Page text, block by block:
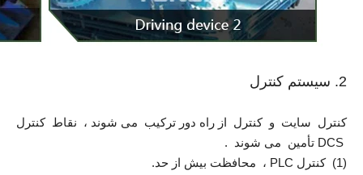
2. سیستم کنترل
کنترل سایت و کنترل از راه دور ترکیب می شوند ، نقاط کنترل
(1) کنترل PLC ، محافظت بیش از حد.